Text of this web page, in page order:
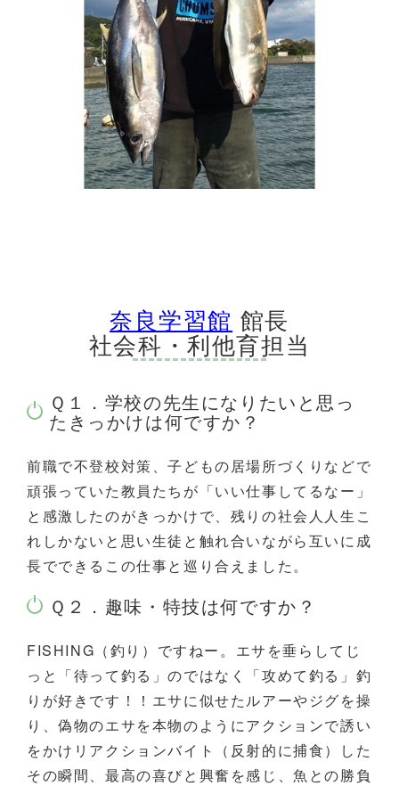
奈良学習館 館長
社会科・利他育担当
Ｑ１．学校の先生になりたいと思っ
たきっかけは何ですか？
前職で不登校対策、子どもの居場所づくりなどで
頑張っていた教員たちが「いい仕事してるなー」
と感激したのがきっかけで、残りの社会人人生こ
れしかないと思い生徒と触れ合いながら互いに成
長でできるこの仕事と巡り合えました。
Ｑ２．趣味・特技は何ですか？
FISHING（釣り）ですねー。エサを垂らしてじ
っと「待って釣る」のではなく「攻めて釣る」釣
りが好きです！！エサに似せたルアーやジグを操
り、偽物のエサを本物のようにアクションで誘い
をかけリアクションバイト（反射的に捕食）した
その瞬間、最高の喜びと興奮を感じ、魚との勝負